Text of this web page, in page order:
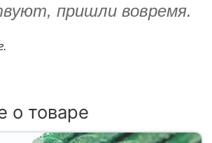
пришли вовремя.
о товаре